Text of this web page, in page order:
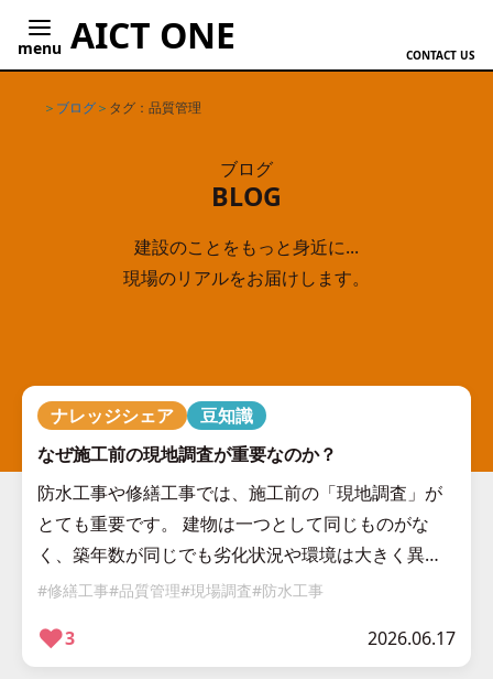
menu AICT ONE CONTACT US
ホーム
ブログ タグ：品質管理
ブログ
BLOG
建設のことをもっと身近に...
現場のリアルをお届けします。
ナレッジシェア
豆知識
なぜ施工前の現地調査が重要なのか？
防水工事や修繕工事では、施工前の「現地調査」が
とても重要です。 建物は一つとして同じものがな
く、築年数が同じでも劣化状況や環境は大きく異な
ります。 だからこそ、私たちは施工前の現地調査を
#修繕工事#品質管理#現場調査#防水工事
❤︎3 2026.06.17